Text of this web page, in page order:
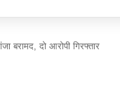
बरामद, दो आरोपी गिरफ्तार